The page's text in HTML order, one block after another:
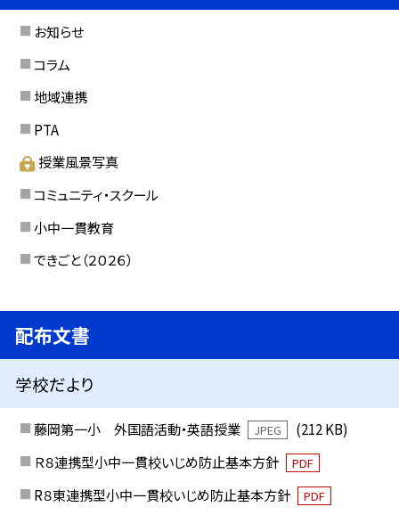
お知らせ
コラム
地域連携
PTA
授業風景写真
コミュニティ・スクール
小中一貫教育
できごと（２０２６）
配布文書
学校だより
藤岡第一小 外国語活動・英語授業 JPEG
(212 KB)
Ｒ８連携型小中一貫校いじめ防止基本方針
PDF
R８東連携型小中一貫校いじめ防止基本方針 PDF